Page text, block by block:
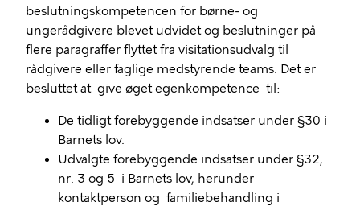
beslutningskompetencen for børne- og
ungerådgivere blevetudvidetog beslutninger på
flere paragraffer flyttetfra visitationsudvalg til
rådgivere eller faglige medstyrende teams. Det er
besluttet at give øgetegenkompetence til:
De tidligtforebyggende indsatser under §30 i
Barnets lov.
Udvalgte forebyggende indsatser under §32,
nr. 3 og 5 i Barnets lov, herunder
kontaktperson og familiebehandling i